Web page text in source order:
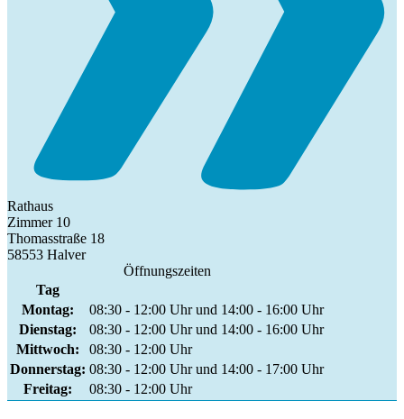
Rathaus
Zimmer 10
Thomasstraße 18
58553 Halver
Öffnungszeiten
Tag
Montag:
08:30 - 12:00 Uhr und 14:00 - 16:00 Uhr
Dienstag:
08:30 - 12:00 Uhr und 14:00 - 16:00 Uhr
Mittwoch:
08:30 - 12:00 Uhr
Donnerstag: 08:30 - 12:00 Uhr und 14:00 - 17:00 Uhr
Freitag:
08:30 - 12:00 Uhr